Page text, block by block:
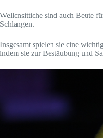
Wellensittiche sind auch Beute
Schlangen.
Insgesamt spielen sie eine
indem sie zur Bestäubung und